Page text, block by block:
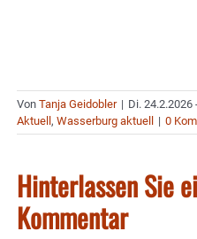
Von Tanja Geidobler | Di. 24.2.2026
Aktuell , Wasserburg aktuell | 0
Hinterlassen Sie
Kommentar